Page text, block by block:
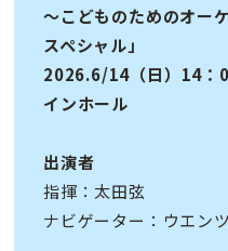
〜こどものためのオー
スペシャル」
2026.6/14（日）14：
インホール
出演者
指揮：太田弦
ナビゲーター：ウエン